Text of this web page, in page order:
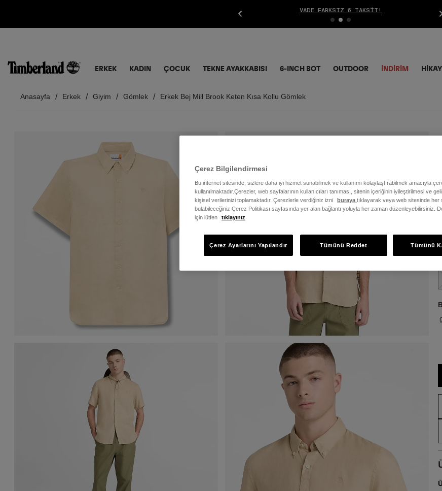
VADE FARKSIZ 6 TAKSIT!
ERKEK KADIN ÇOCUK TEKNE AYAKKABISI 6-INCH BOT OUTDOOR İNDIRIM
Anasayfa Erkek Giyim Gömlek Erkek Bej Mill Brook Keten Kısa Kollu Gömlek
Çerez Bilgilendirmesi
Bu internet sitesinde, sizlere daha iyi hizmet sunabilmek ve kullanımı kolaylaştırabilmek amacıyla
kullanılmaktadır.Çerezler, web sayfalarının kullanıcıları tanıması, sitenin içeriğinin iyileştirilmesi ve
kişisel verilerinizi toplamaktadır. Çerezlerle verdiğiniz izni
buraya tıklayarak veya web sitesinde her
bulabileceğiniz Çerez Politikası sayfasında yer alan bağlantı yoluyla her zaman düzenleyebilirsiniz.
için lütfen
tıklayınız
Tümünü Reddet Tümünü
Çerez Ayarlarını Yapılandır